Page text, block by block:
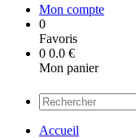
Mon compte
0
Favoris
0 0.0 €
Mon panier
Accueil